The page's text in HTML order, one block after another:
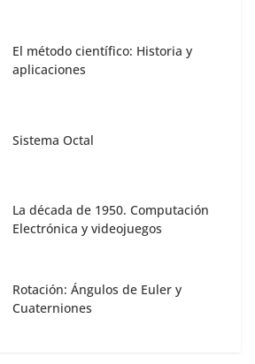
El método científico: Historia y
aplicaciones
Sistema Octal
La década de 1950. Computación
Electrónica y videojuegos
Rotación: Ángulos de Euler y
Cuaterniones